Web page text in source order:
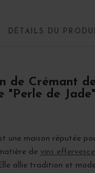
DÉTAILS DU
de Crémant
"Perle de Jade"
une maison réputée
de vins
allie tradition et